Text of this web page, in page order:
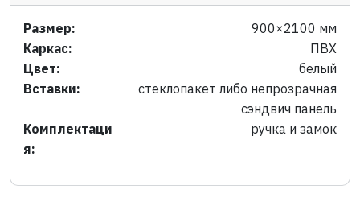
Размер:
900×2100 мм
Каркас:
ПВХ
Цвет:
белый
Вставки:
стеклопакет либо непрозрачная
сэндвич панель
Комплектаци
я:
ручка и замок